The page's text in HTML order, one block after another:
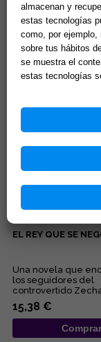
EL PODER DE TU
CÓSMICA Y SUS
SORPRENDENTES
La fe, la sanación,
con la mente
coraje, la
algunas de las quin...
EL REY QUE SE
Una novela que
los seguidores del
controvertido
pues en ella
obses...
15,38 €
Comprar
almacenan y
estas tecnologías
como, por ejemplo,
sobre tus hábitos
se muestra el
estas tecnologías